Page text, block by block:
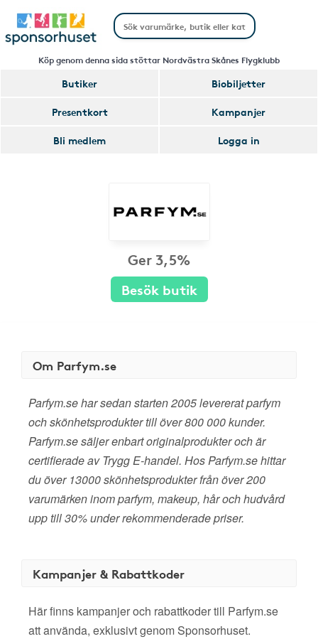
Köp genom denna sida stöttar Nordvästra Skånes Flygklubb
Butiker
Biobiljetter
Presentkort
Kampanjer
Bli medlem
Logga in
Ger 3,5%
Besök butik
Om Parfym.se
Parfym.se har sedan starten 2005 levererat parfym
och skönhetsprodukter till över 800 000 kunder.
Parfym.se säljer enbart originalprodukter och är
certifierade av Trygg E-handel. Hos Parfym.se hittar
du över 13000 skönhetsprodukter från över 200
varumärken inom parfym, makeup, hår och hudvård
upp till 30% under rekommenderade priser.
Kampanjer & Rabattkoder
Här finns kampanjer och rabattkoder till Parfym.se
att använda, exklusivt genom Sponsorhuset.